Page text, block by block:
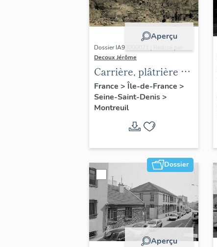
Aperçu
Dossier IA93000071 | Réalisé par
Decoux Jérôme
Carrière, plâtrière et
briqueterie Morel
(détruit)
France > Île-de-France >
Seine-Saint-Denis>
Montreuil
Dossier
Aperçu